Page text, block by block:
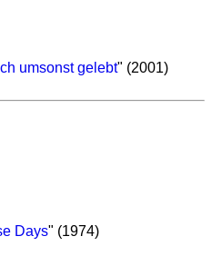
umsonst gelebt" (2001)
Days" (1974)